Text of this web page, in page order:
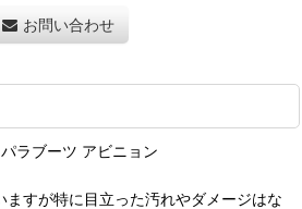
お問い合わせ
ラブーツ アビニョン
ますが特に目立った汚れやダメージはな